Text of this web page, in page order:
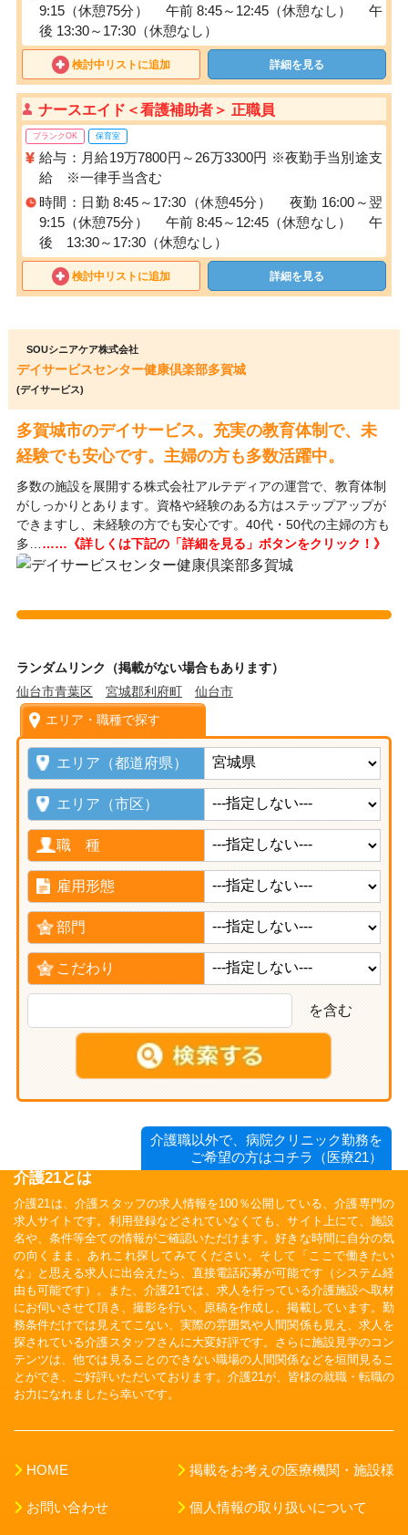
9:15（休憩75分） 午前 8:45～12:45（休憩なし） 午
後 13:30～17:30（休憩なし）
検討中リストに追加 詳細を見る
ナースエイド＜看護補助者＞ 正職員
ブランクOK 保育室
給与：月給19万7800円～26万3300円 ※夜勤手当別途支
給 ※一律手当含む
時間：日勤 8:45～17:30（休憩45分） 夜勤 16:00～翌
9:15（休憩75分） 午前 8:45～12:45（休憩なし） 午
後 13:30～17:30（休憩なし）
検討中リストに追加 詳細を見る
SOUシニアケア株式会社
デイサービスセンター健康倶楽部多賀城
(デイサービス)
多賀城市のデイサービス。充実の教育体制で、未
経験でも安心です。主婦の方も多数活躍中。
多数の施設を展開する株式会社アルテディアの運営で、教育体制
がしっかりとあります。資格や経験のある方はステップアップが
できますし、未経験の方でも安心です。40代・50代の主婦の方も
多… ……《詳しくは下記の「詳細を見る」ボタンをクリック！》
ランダムリンク（掲載がない場合もあります）
仙台市青葉区
宮城郡利府町 仙台市
エリア・職種で探す
エリア（都道府県）
エリア（市区）
職 種
雇用形態
部門
こだわり
を含む
介護職以外で、病院クリニック勤務を
ご希望の方はコチラ（医療21）
介護21とは
介護21は、介護スタッフの求人情報を100％公開している、介護専門の
求人サイトです。利用登録などされていなくても、サイト上にて、施設
名や、条件等全ての情報がご確認いただけます。好きな時間に自分の気
の向くまま、あれこれ探してみてください。そして「ここで働きたい
な」と思える求人に出会えたら、直接電話応募が可能です（システム経
由も可能です）。また、介護21では、求人を行っている介護施設へ取材
にお伺いさせて頂き、撮影を行い、原稿を作成し、掲載しています。勤
務条件だけでは見えてこない、実際の雰囲気や人間関係も見え、求人を
探されている介護スタッフさんに大変好評です。さらに施設見学のコン
テンツは、他では見ることのできない職場の人間関係などを垣間見るこ
とができ、ご好評いただいております。介護21が、皆様の就職・転職の
お力になれましたら幸いです。
HOME
お問い合わせ
掲載をお考えの医療機関・施設様
個人情報の取り扱いについて